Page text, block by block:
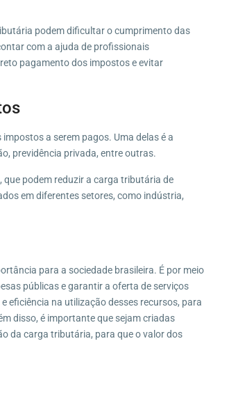
podem dificultar o cumprimento das
com a ajuda de profissionais
pagamento dos impostos e evitar
a serem pagos. Uma delas é a
previdência privada, entre outras.
que podem reduzir a carga tributária de
em diferentes setores, como indústria,
para a sociedade brasileira. É por meio
públicas e garantir a oferta de serviços
eficiência na utilização desses recursos, para
disso, é importante que sejam criadas
da carga tributária, para que o valor dos